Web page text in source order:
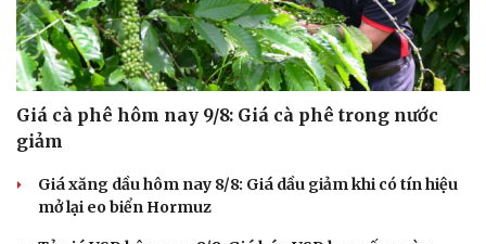
Sản phụ khoa
Nhi khoa
Nam khoa
Làm đẹp - giảm cân
Ăn sạch sống khỏe
Tình yêu - Gia đình
Giá cà phê hôm nay 9/8: Giá cà phê trong nước
giảm
Giá xăng dầu hôm nay 8/8: Giá dầu giảm khi có tín hiệu
mở lại eo biển Hormuz